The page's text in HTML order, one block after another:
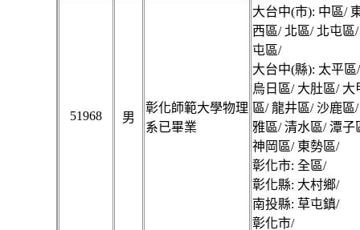
51968 男
彰化師範大學物理
系已畢業
大台中(市): 中區/
西區/ 北區/ 北屯區
屯區/
大台中(縣): 太平區
烏日區/ 大肚區/ 大
區/ 龍井區/ 沙鹿區
雅區/ 清水區/ 潭子
神岡區/ 東勢區/
彰化市: 全區/
彰化縣: 大村鄉/
南投縣: 草屯鎮/
彰化市/